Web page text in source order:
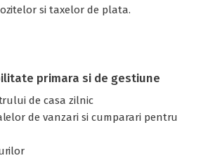
si taxelor de plata.
primara si de gestiune
de casa zilnic
de vanzari si cumparari pentru